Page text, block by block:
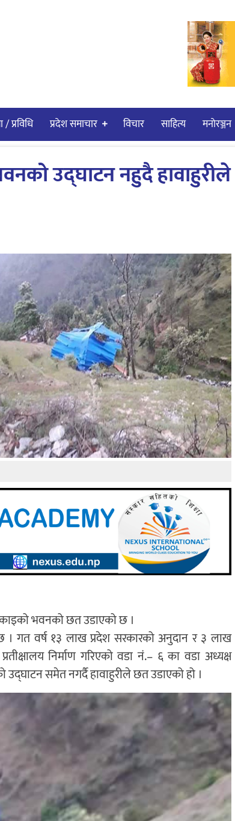
/ प्रविधि प्रदेश समाचार विचार साहित्य मनाेरञ्जन
उद्घाटन नहुदै हावाहुरीले
भवनको छत उडाएको छ ।
गत वर्ष १३ लाख प्रदेश सरकारको अनुदान र ३ लाख
निर्माण गरिएको वडा नं.– ६ का वडा अध्यक्ष
समेत नगर्दै हावाहुरीले छत उडाएको हो ।